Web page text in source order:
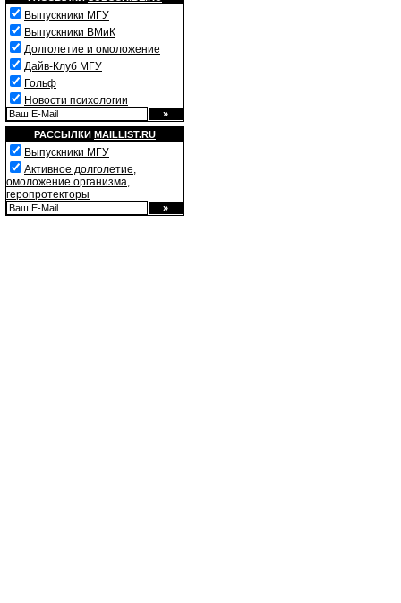
Выпускники МГУ
Выпускники ВМиК
Долголетие и омоложение
Дайв-Клуб МГУ
Гольф
Новости психологии
РАССЫЛКИ MAILLIST.RU
Выпускники МГУ
Активное долголетие,
омоложение организма,
геропротекторы